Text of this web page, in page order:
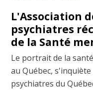
L'Association
psychiatres
de la Santé
Le portrait de la
au Québec,
psychiatres du